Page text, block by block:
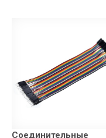
Соединительные